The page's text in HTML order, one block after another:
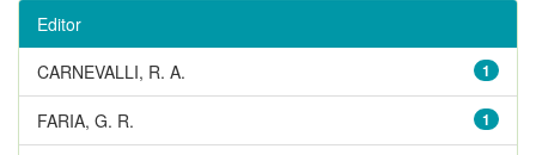
Editor
1
CARNEVALLI, R. A.
1
FARIA, G. R.